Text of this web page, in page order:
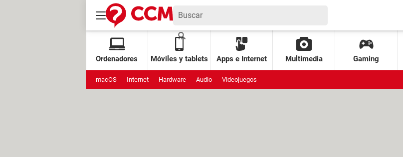
Ordenadores Móviles y tablets Apps e Internet Multimedia Gaming
macOS Internet Hardware Audio Videojuegos